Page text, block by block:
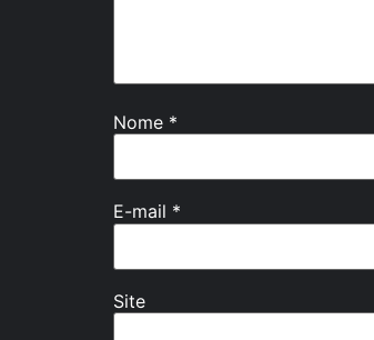
Nome *
E-mail *
Site